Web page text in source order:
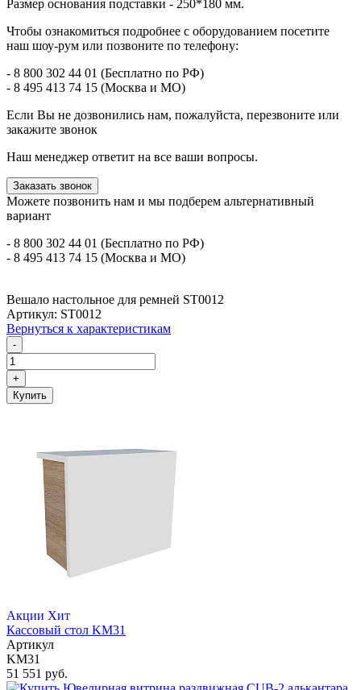
Размер основания подставки - 250*180 мм.
Чтобы ознакомиться подробнее с оборудованием посетите
наш шоу-рум или позвоните по телефону:
- 8 800 302 44 01 (Бесплатно по РФ)
- 8 495 413 74 15 (Москва и МО)
Если Вы не дозвонились нам, пожалуйста, перезвоните или
закажите звонок
Наш менеджер ответит на все ваши вопросы.
Заказать звонок
Можете позвонить нам и мы подберем альтернативный
вариант
- 8 800 302 44 01 (Бесплатно по РФ)
- 8 495 413 74 15 (Москва и МО)
Вешало настольное для ремней ST0012
Артикул: ST0012
Вернуться к характеристикам
-
+
Купить
Акции Хит
Кассовый стол KM31
Артикул
KM31
51 551 руб.